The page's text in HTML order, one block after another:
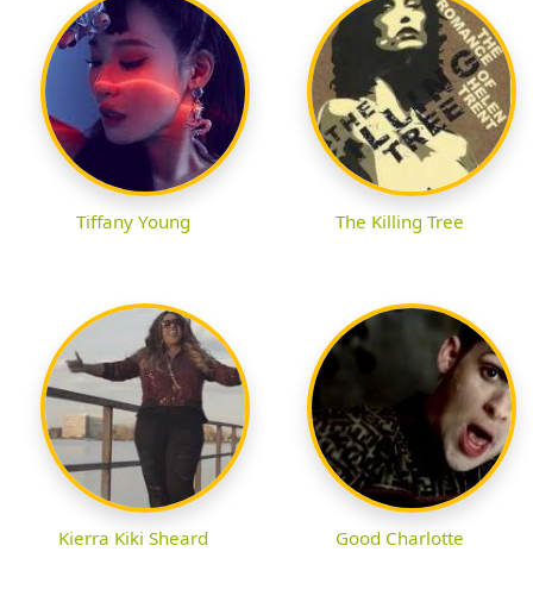
Tiffany Young The Killing Tree
Kierra Kiki Sheard Good Charlotte